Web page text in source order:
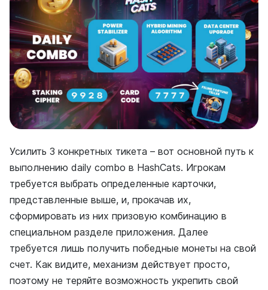
Усилить 3 конкретных тикета – вот основной путь к
выполнению daily combo в HashCats. Игрокам
требуется выбрать определенные карточки,
представленные выше, и, прокачав их,
сформировать из них призовую комбинацию в
специальном разделе приложения. Далее
требуется лишь получить победные монеты на свой
счет. Как видите, механизм действует просто,
поэтому не теряйте возможность укрепить свой